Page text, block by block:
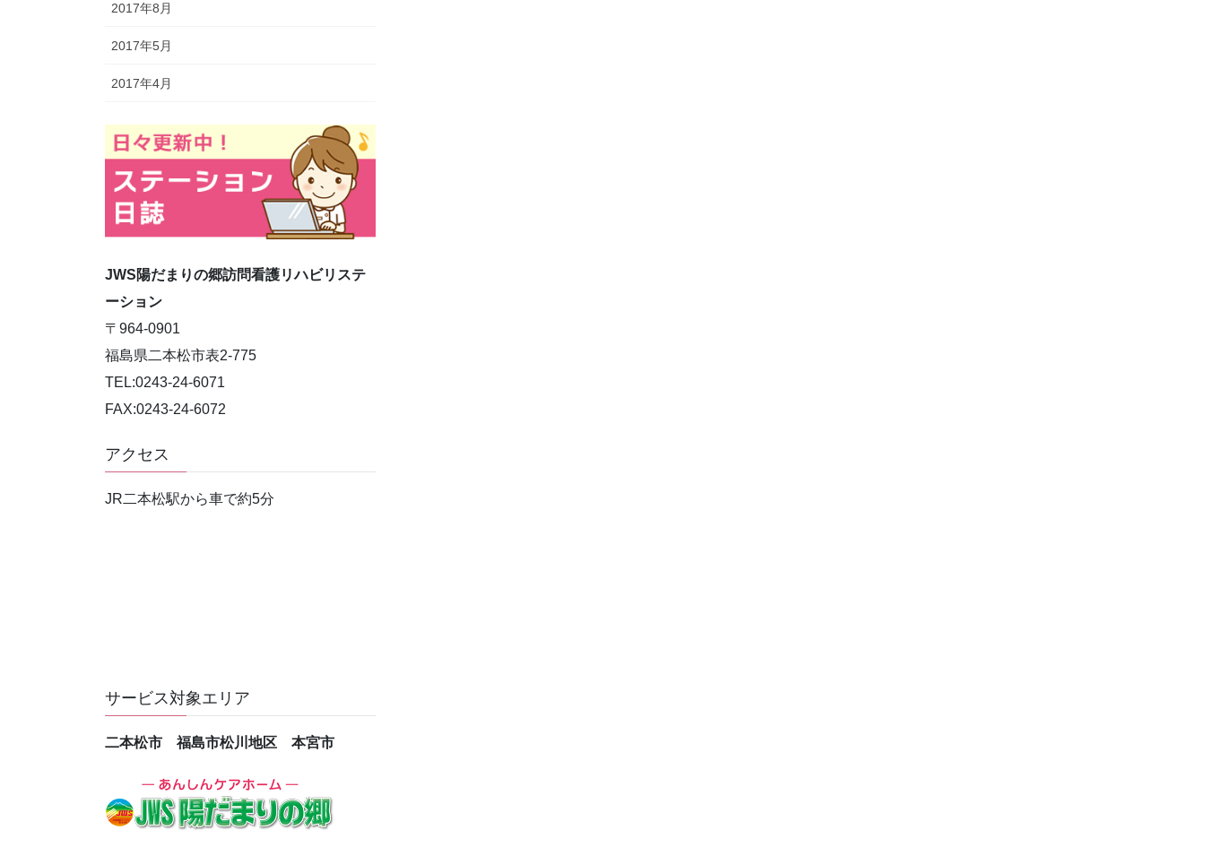
2017年8月
2017年5月
2017年4月
JWS陽だまりの郷訪問看護リハビリステ
ーション
〒964-0901
福島県二本松市表2-775
TEL:0243-24-6071
FAX:0243-24-6072
アクセス
JR二本松駅から車で約5分
サービス対象エリア
二本松市 福島市松川地区 本宮市